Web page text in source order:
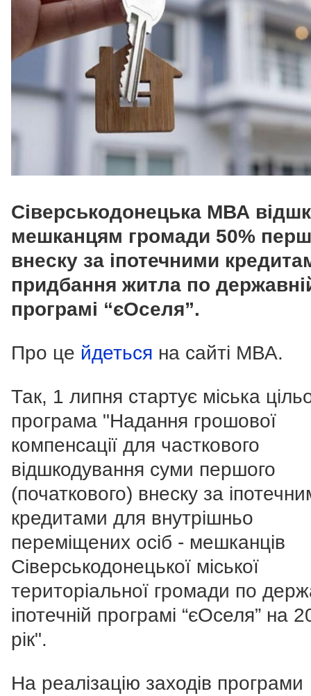
Сіверськодонецька МВА
мешканцям громади 50%
внеску за іпотечними
придбання житла по
програмі “єОселя”.
Про це йдеться на сайті МВА.
Так, 1 липня стартує міська
програма "Надання грошової
компенсації для часткового
відшкодування суми першого
(початкового) внеску за
кредитами для внутрішньо
переміщених осіб - мешканців
Сіверськодонецької міської
територіальної громади по
іпотечній програмі “єОселя” на
рік".
На реалізацію заходів програми